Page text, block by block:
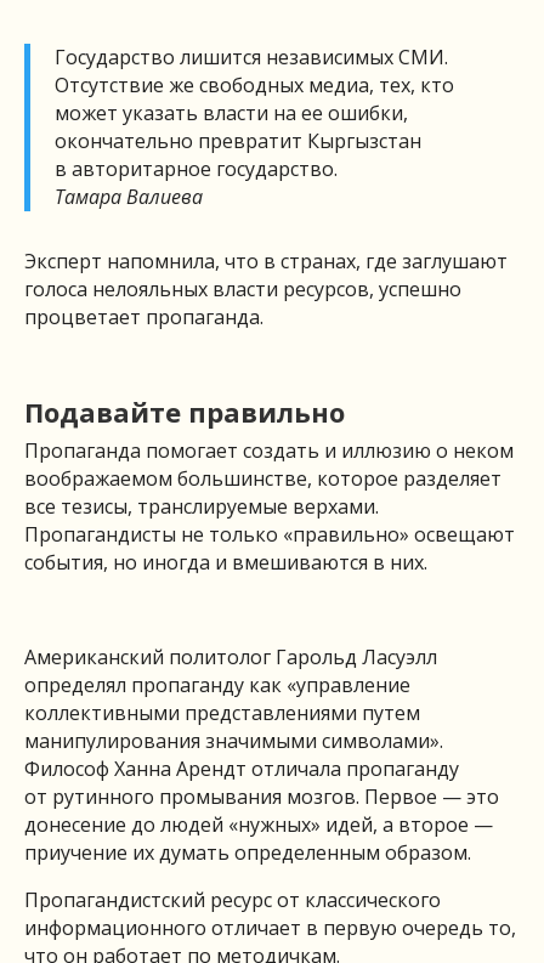
Государство лишится независимых СМИ.
Отсутствие же свободных медиа, тех, кто
может указать власти на ее ошибки,
окончательно превратит Кыргызстан
в авторитарное государство.
Тамара Валиева
Эксперт напомнила, что в странах, где заглушают
голоса нелояльных власти ресурсов, успешно
процветает пропаганда.
Подавайте правильно
Пропаганда помогает создать и иллюзию о неком
воображаемом большинстве, которое разделяет
все тезисы, транслируемые верхами.
Пропагандисты не только «правильно» освещают
события, но иногда и вмешиваются в них.
Американский политолог Гарольд Ласуэлл
определял пропаганду как «управление
коллективными представлениями путем
манипулирования значимыми символами».
Философ Ханна Арендт отличала пропаганду
от рутинного промывания мозгов. Первое — это
донесение до людей «нужных» идей, а второе —
приучение их думать определенным образом.
Пропагандистский ресурс от классического
информационного отличает в первую очередь то,
что он работает по методичкам.